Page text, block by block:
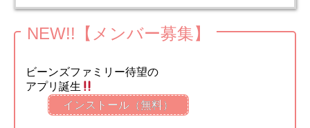
NEW!!【メンバー募集】
ビーンズファミリー待望の
アプリ誕生
インストール（無料）